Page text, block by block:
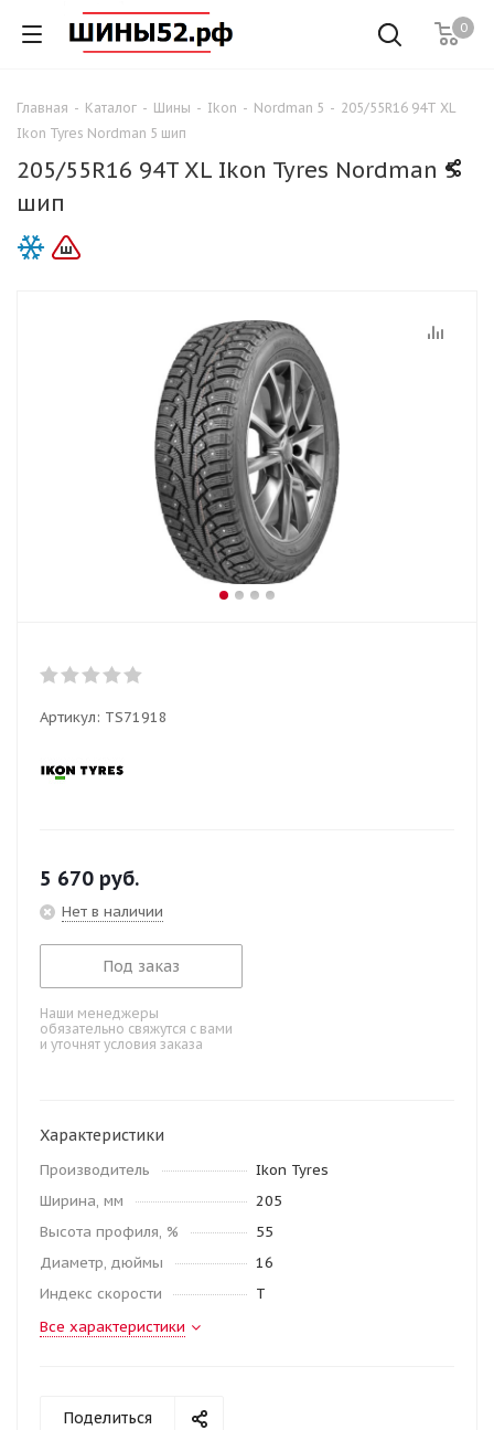
0
Главная - Каталог - Шины - Ikon - Nordman 5 - 205/55R16 94T XL
Ikon Tyres Nordman 5 шип
205/55R16 94T XL Ikon Tyres Nordman 5
шип
Артикул: TS71918
5 670 руб.
Нет в наличии
Под заказ
Наши менеджеры
обязательно свяжутся с вами
и уточнят условия заказа
Характеристики
Производитель
Ikon Tyres
Ширина, мм
205
Высота профиля, %
55
Диаметр, дюймы
16
Индекс скорости
T
Все характеристики
Поделиться